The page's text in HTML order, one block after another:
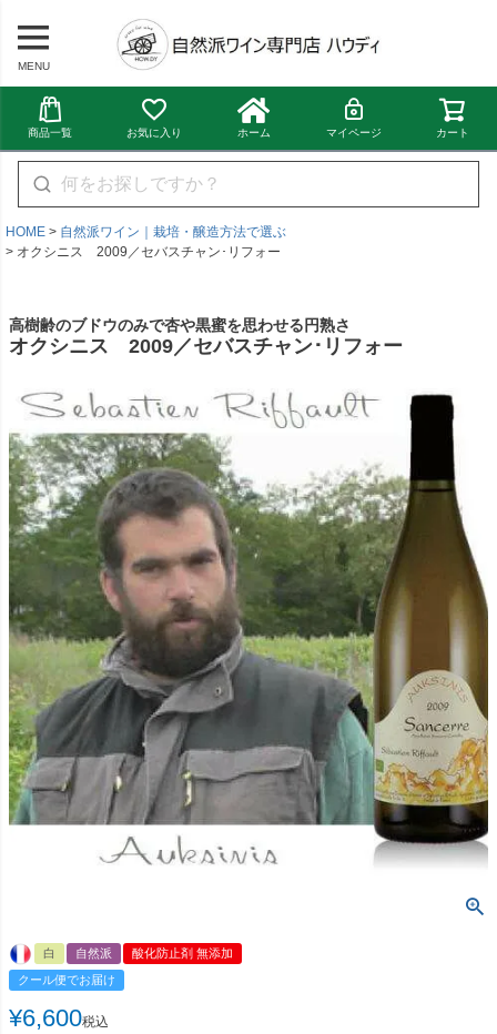
MENU
商品一覧 お気に入り ホーム マイページ カート
HOME
自然派ワイン｜栽培・醸造方法で選ぶ
オクシニス 2009／セバスチャン･リフォー
高樹齢のブドウのみで杏や黒蜜を思わせる円熟さ
オクシニス 2009／セバスチャン･リフォー
白 自然派
酸化防止剤 無添加
クール便でお届け
¥6,600税込